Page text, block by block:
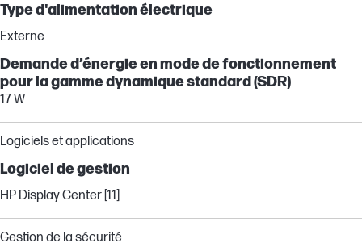
Type d'alimentation électrique
Externe
Demande d’énergie en mode de fonctionnement
pour la gamme dynamique standard (SDR)
17 W
Logiciels et applications
Logiciel de gestion
HP Display Center [11]
Gestion de la sécurité